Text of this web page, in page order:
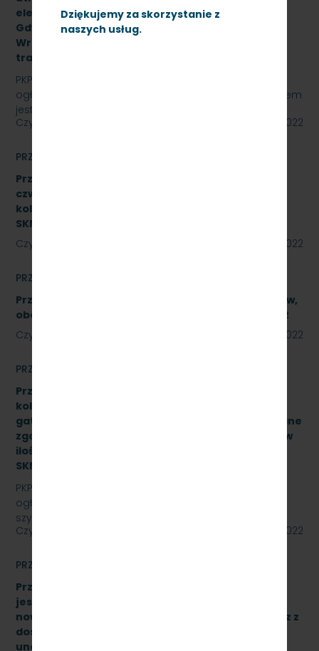
Dziękujemy za skorzystanie z
naszych usług.
elektrycznych na stacjach: Lębork, Wejherowo,
Gdynia Cisowa,Gdańsk Śródmieście,Gdańsk
Wrzeszcz, Kościerzyna z opcją rozszerzenia o
trakcję spalinową, SKMMU.086.55.22
PKP SZYBKA KOLEJ MIEJSKA W TRÓJMIEŚCIE Sp. z o.o.
ogłasza przetarg nieograniczony, którego przedmiotem
jest świadczenie usług utrzymania czystości w…
Czytaj dalej
23 września 2022
PRZETARGI
Przetarg nieograniczony na wykonanie naprawy
czwartego poziomu utrzymania P4 pojazdów
kolejowych obejmujący dwa zadania.
SKMMU.086.46.22
Czytaj dalej
23 września 2022
PRZETARGI
Przetarg nieograniczony na naprawę podzespołów,
obejmującą trzy zadania. Znak SKMMU.086.39A.22
Czytaj dalej
12 września 2022
PRZETARGI
Przetarg nieograniczony na zakup i dostawę szyn
kolejowych 49E1 o jednostkowej długości 30 mb,
gatunek stali R260, odmiana ”S”, klasa AX wykonane
zgodnie z normą PN-EN 13674-1 ILK3d – 518/03/07 w
ilości (37,043Ton) – 25 sztuk, znak:
SKMMU.086.54.22.
PKP SZYBKA KOLEJ MIEJSKA W TRÓJMIEŚCIE Sp. z o.o.
ogłasza przetarg nieograniczony na zakup i dostawę
szyn kolejowych 49E1 o jednostkowej długości 30…
Czytaj dalej
09 września 2022
PRZETARGI
Przetarg nieograniczony, którego przedmiotem
jest dostawa 10 wieloczłonowych fabrycznie
nowych elektrycznych zespołów trakcyjnych wraz z
dostawą sprzętu przeznaczonego do
unowocześnienia zaplecza utrzymania taboru